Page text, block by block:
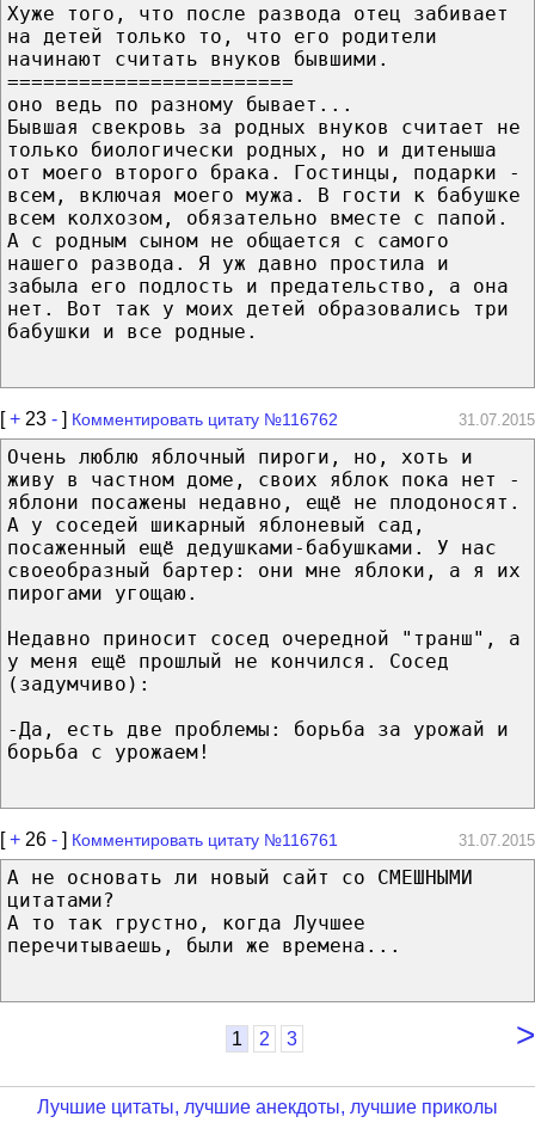
Хуже того, что после развода отец забивает
на детей только то, что его родители
начинают считать внуков бывшими.
========================
оно ведь по разному бывает...
Бывшая свекровь за родных внуков считает не
только биологически родных, но и дитеныша
от моего второго брака. Гостинцы, подарки -
всем, включая моего мужа. В гости к бабушке
всем колхозом, обязательно вместе с папой.
А с родным сыном не общается с самого
нашего развода. Я уж давно простила и
забыла его подлость и предательство, а она
нет. Вот так у моих детей образовались три
бабушки и все родные.
[+ 23 - ] Комментировать цитату №116762 31.07.2015
Очень люблю яблочный пироги, но, хоть и
живу в частном доме, своих яблок пока нет -
яблони посажены недавно, ещё не плодоносят.
А у соседей шикарный яблоневый сад,
посаженный ещё дедушками-бабушками. У нас
своеобразный бартер: они мне яблоки, а я их
пирогами угощаю.
Недавно приносит сосед очередной "транш", а
у меня ещё прошлый не кончился. Сосед
(задумчиво):
-Да, есть две проблемы: борьба за урожай и
борьба с урожаем!
[+ 26 - ] Комментировать цитату №116761 31.07.2015
А не основать ли новый сайт со СМЕШНЫМИ
цитатами?
А то так грустно, когда Лучшее
перечитываешь, были же времена...
>
1 2 3
Лучшие цитаты, лучшие анекдоты, лучшие приколы